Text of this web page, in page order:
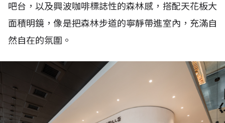
吧台，以及興波咖啡標誌性的森林感，搭配天花板大
面積明鏡，像是把森林步道的寧靜帶進室內，充滿自
然自在的氛圍。